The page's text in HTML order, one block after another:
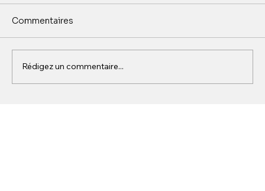
Commentaires
Rédigez un commentaire...